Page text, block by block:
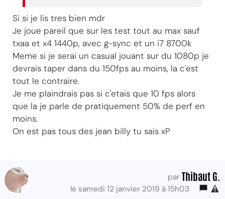
Si si je lis tres bien mdr
Je joue pareil que sur les test tout au max sauf
txaa et x4 1440p, avec g-sync et un i7 8700k
Meme si je serai un casual jouant sur du 1080p je
devrais taper dans du 150fps au moins, la c'est
tout le contraire.
Je me plaindrais pas si c'etais que 10 fps alors
que la je parle de pratiquement 50% de perf en
moins.
On est pas tous des jean billy tu sais xP
par Thibaut G.
le samedi 12 janvier 2019 à 15h03